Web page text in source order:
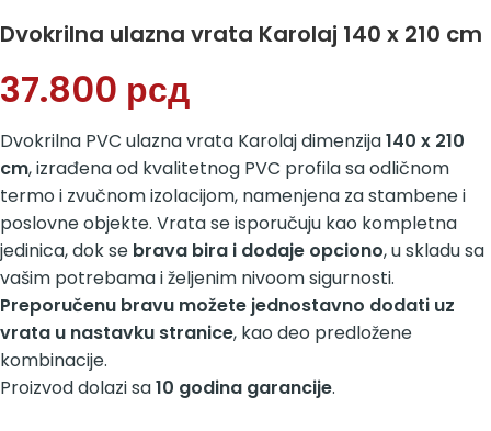
Dvokrilna ulazna vrata Karolaj 140 x 210 cm
37.800 рсд
Dvokrilna PVC ulazna vrata Karolaj dimenzija140 x 210
cm, izrađena od kvalitetnog PVC profila sa odličnom
termo i zvučnom izolacijom, namenjena za stambene i
poslovne objekte. Vrata se isporučuju kao kompletna
jedinica, dok se brava bira i dodaje opciono, u skladu sa
vašim potrebama i željenim nivoom sigurnosti.
Preporučenu bravu možete jednostavno dodati uz
vrata u nastavku stranice, kao deo predložene
kombinacije.
Proizvod dolazi sa10 godina garancije.